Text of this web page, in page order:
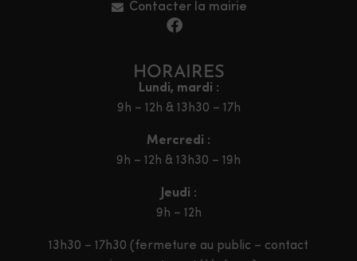
Contacter la mairie
HORAIRES
Lundi, mardi :
9h – 12h & 13h30 – 17h
Mercredi :
9h – 12h & 13h30 – 19h
Jeudi :
9h – 12h
13h30 – 17h30 (fermeture au public – contact